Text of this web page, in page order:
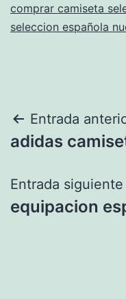
comprar camiseta
seleccion española
de
entradas
Entrada
adidas
Entrada siguiente
equipacion